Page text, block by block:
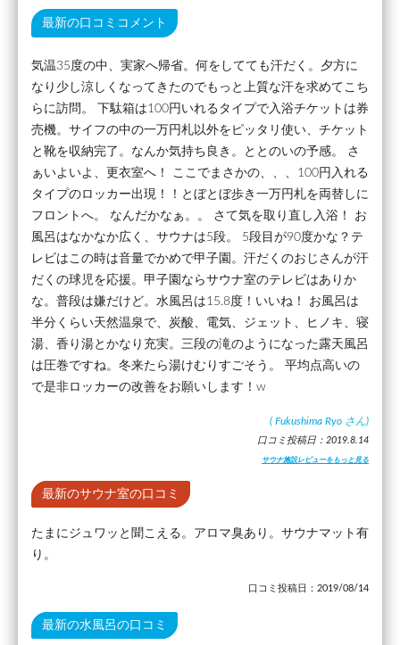
最新の口コミコメント
気温35度の中、実家へ帰省。何をしてても汗だく。夕方に
なり少し涼しくなってきたのでもっと上質な汗を求めてこち
らに訪問。 下駄箱は100円いれるタイプで入浴チケットは券
売機。サイフの中の一万円札以外をピッタリ使い、チケット
と靴を収納完了。なんか気持ち良き。ととのいの予感。 さ
ぁいよいよ、更衣室へ！ ここでまさかの、、、100円入れる
タイプのロッカー出現！！とぼとぼ歩き一万円札を両替しに
フロントへ。 なんだかなぁ。。 さて気を取り直し入浴！ お
風呂はなかなか広く、サウナは5段。 5段目が90度かな？テ
レビはこの時は音量でかめで甲子園。汗だくのおじさんが汗
だくの球児を応援。甲子園ならサウナ室のテレビはありか
な。普段は嫌だけど。水風呂は15.8度！いいね！ お風呂は
半分くらい天然温泉で、炭酸、電気、ジェット、ヒノキ、寝
湯、香り湯とかなり充実。三段の滝のようになった露天風呂
は圧巻ですね。冬来たら湯けむりすごそう。 平均点高いの
で是非ロッカーの改善をお願いします！w
( Fukushima Ryo さん)
口コミ投稿日：2019.8.14
サウナ施設レビューをもっと見る
最新のサウナ室の口コミ
たまにジュワッと聞こえる。アロマ臭あり。サウナマット有
り。
口コミ投稿日：2019/08/14
最新の水風呂の口コミ